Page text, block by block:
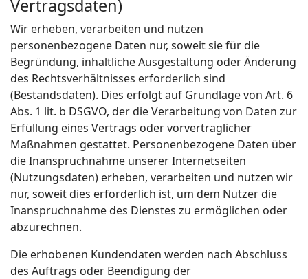
Vertragsdaten)
Wir erheben, verarbeiten und nutzen
personenbezogene Daten nur, soweit sie für die
Begründung, inhaltliche Ausgestaltung oder Änderung
des Rechtsverhältnisses erforderlich sind
(Bestandsdaten). Dies erfolgt auf Grundlage von Art. 6
Abs. 1 lit. b DSGVO, der die Verarbeitung von Daten zur
Erfüllung eines Vertrags oder vorvertraglicher
Maßnahmen gestattet. Personenbezogene Daten über
die Inanspruchnahme unserer Internetseiten
(Nutzungsdaten) erheben, verarbeiten und nutzen wir
nur, soweit dies erforderlich ist, um dem Nutzer die
Inanspruchnahme des Dienstes zu ermöglichen oder
abzurechnen.
Die erhobenen Kundendaten werden nach Abschluss
des Auftrags oder Beendigung der